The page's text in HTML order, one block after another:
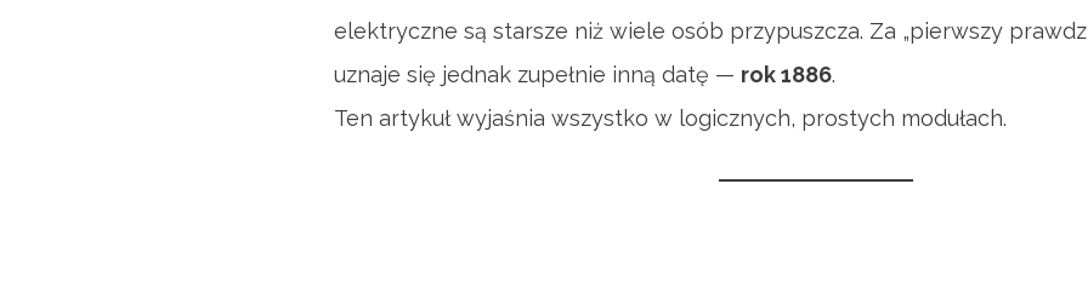
elektryczne są starsze niż wiele osób przypuszcza. Za „pierwszy
uznaje się jednak zupełnie inną datę — rok 1886.
Ten artykuł wyjaśnia wszystko w logicznych, prostych modułach.